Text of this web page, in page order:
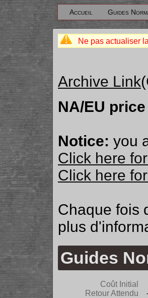
Accueil Guides
Ne pas actualiser
Archive Link
NA/EU
Notice: you
Click here
Click here
Chaque fois
plus
Guides
Coût Initial
Retour Attendu